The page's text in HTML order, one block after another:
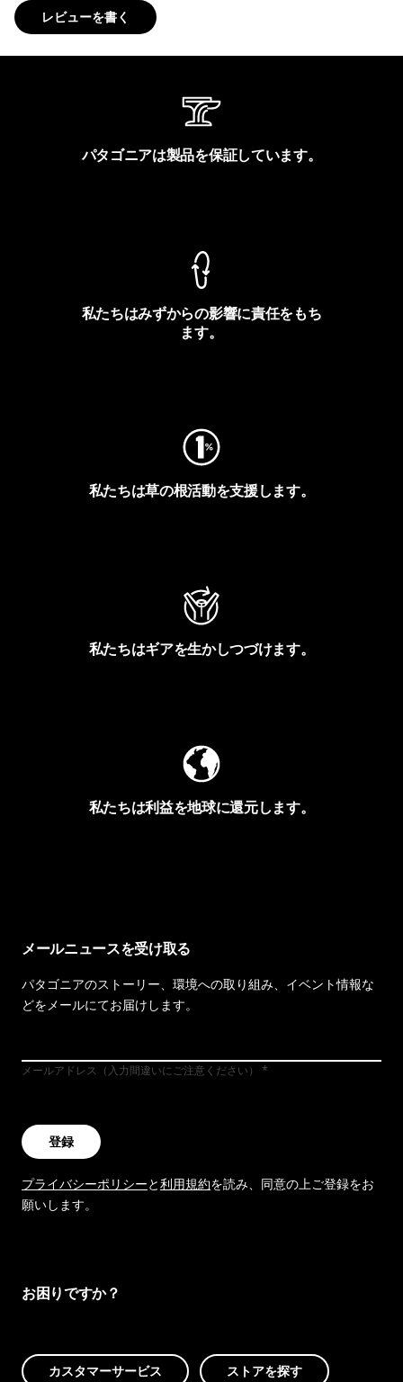
レビューを書く
パタゴニアは製品を保証しています。
私たちはみずからの影響に責任をもち
ます。
私たちは草の根活動を支援します。
私たちはギアを生かしつづけます。
私たちは利益を地球に還元します。
メールニュースを受け取る
パタゴニアのストーリー、環境への取り組み、イベント情報な
どをメールにてお届けします。
メールアドレス（入力間違いにご注意ください）
登録
プライバシーポリシーと利用規約を読み、同意の上ご登録をお
願いします。
お困りですか？
カスタマーサービス ストアを探す